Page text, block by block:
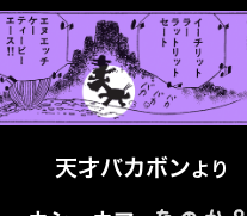
天才バカボンより